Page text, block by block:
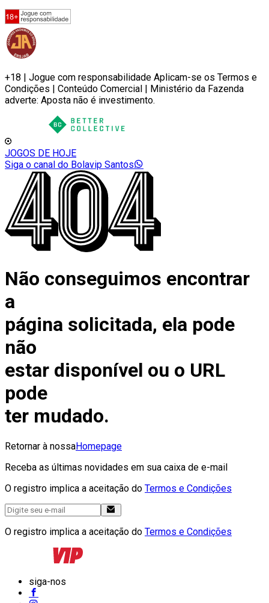
+18 | Jogue com responsabilidade Aplicam-se os Termos e
Condições | Conteúdo Comercial | Ministério da Fazenda
adverte: Aposta não é investimento.
JOGOS DE HOJE
Siga o canal do Bolavip Santos
Não conseguimos encontrar
a
página solicitada, ela pode
não
estar disponível ou o URL
pode
ter mudado.
Retornar à nossaHomepage
Receba as últimas novidades em sua caixa de e-mail
O registro implica a aceitação do Termos e Condições
O registro implica a aceitação do Termos e Condições
siga-nos